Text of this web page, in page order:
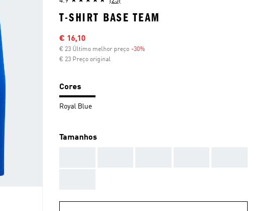
T-SHIRT BASE TEAM
Preço com desconto
€ 16,10
€ 23 Último melhor preço -30%
€ 23 Preço original
Cores
Royal Blue
Tamanhos